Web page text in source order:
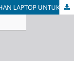
SISTEM PENDUKUNG KEPUTUSAN PEMILIHAN LAPTOP UNTUK KARYAWAN PADA PT.INDOTEKNO DENGAN MENGGUNAKAN METODE ANALITYCAL HIERARCHY PROCESS